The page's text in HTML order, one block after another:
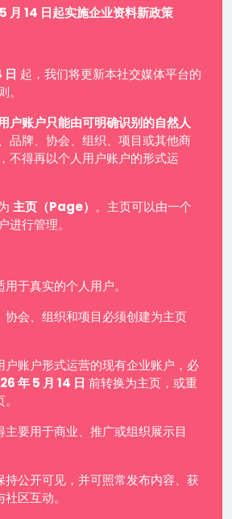
月 14 日起实施企业资料新政策
日 起，我们将更新本社交媒体平台的
户账户只能由可明确识别的自然人
品牌、协会、组织、项目或其他商
不得再以个人用户账户的形式运
主页（Page） 。主页可以由一个
进行管理。
于真实的个人用户。
协会、组织和项目必须创建为主页
户账户形式运营的现有企业账户，必
年 5 月 14 日 前转换为主页，或重
主要用于商业、推广或组织展示目
持公开可见，并可照常发布内容、获
区互动。